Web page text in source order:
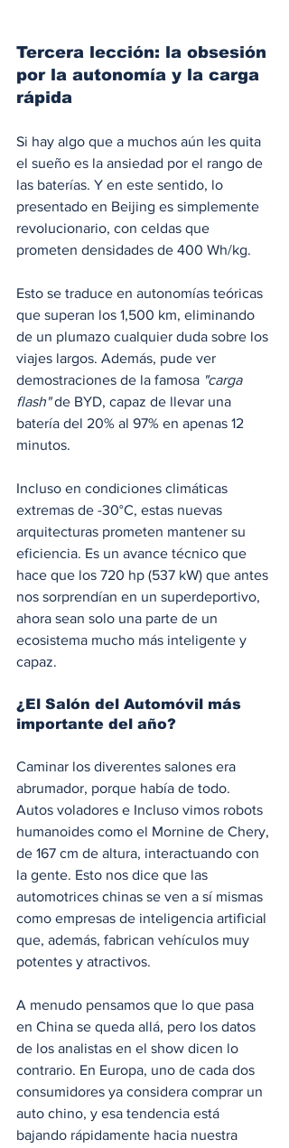
Tercera lección: la obsesión
por la autonomía y la carga
rápida
Si hay algo que a muchos aún les quita
el sueño es la ansiedad por el rango de
las baterías. Y en este sentido, lo
presentado en Beijing es simplemente
revolucionario, con celdas que
prometen densidades de 400 Wh/kg.
Esto se traduce en autonomías teóricas
que superan los 1,500 km, eliminando
de un plumazo cualquier duda sobre los
viajes largos. Además, pude ver
demostraciones de la famosa "carga
flash" de BYD, capaz de llevar una
batería del 20% al 97% en apenas 12
minutos.
Incluso en condiciones climáticas
extremas de -30°C, estas nuevas
arquitecturas prometen mantener su
eficiencia. Es un avance técnico que
hace que los 720 hp (537 kW) que antes
nos sorprendían en un superdeportivo,
ahora sean solo una parte de un
ecosistema mucho más inteligente y
capaz.
¿El Salón del Automóvil más
importante del año?
Caminar los diverentes salones era
abrumador, porque había de todo.
Autos voladores e Incluso vimos robots
humanoides como el Mornine de Chery,
de 167 cm de altura, interactuando con
la gente. Esto nos dice que las
automotrices chinas se ven a sí mismas
como empresas de inteligencia artificial
que, además, fabrican vehículos muy
potentes y atractivos.
A menudo pensamos que lo que pasa
en China se queda allá, pero los datos
de los analistas en el show dicen lo
contrario. En Europa, uno de cada dos
consumidores ya considera comprar un
auto chino, y esa tendencia está
bajando rápidamente hacia nuestra